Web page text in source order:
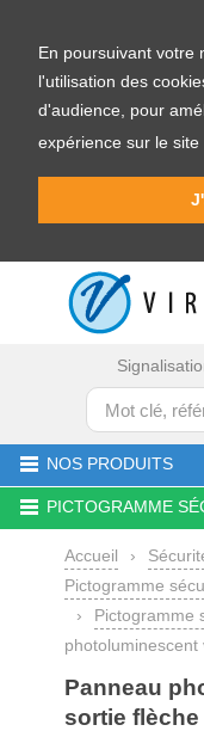
En poursuivant votre
l'utilisation des
d'audience, pour
expérience sur le site
NOS PRODUITS
PICTOGRAMME
Accueil ›
Pictogramme
›
Pictogramme
photoluminescent
Panneau
sortie flèche